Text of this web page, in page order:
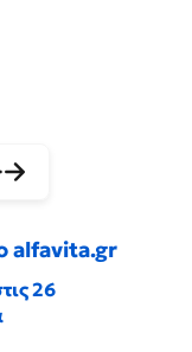
alfavita.gr
26